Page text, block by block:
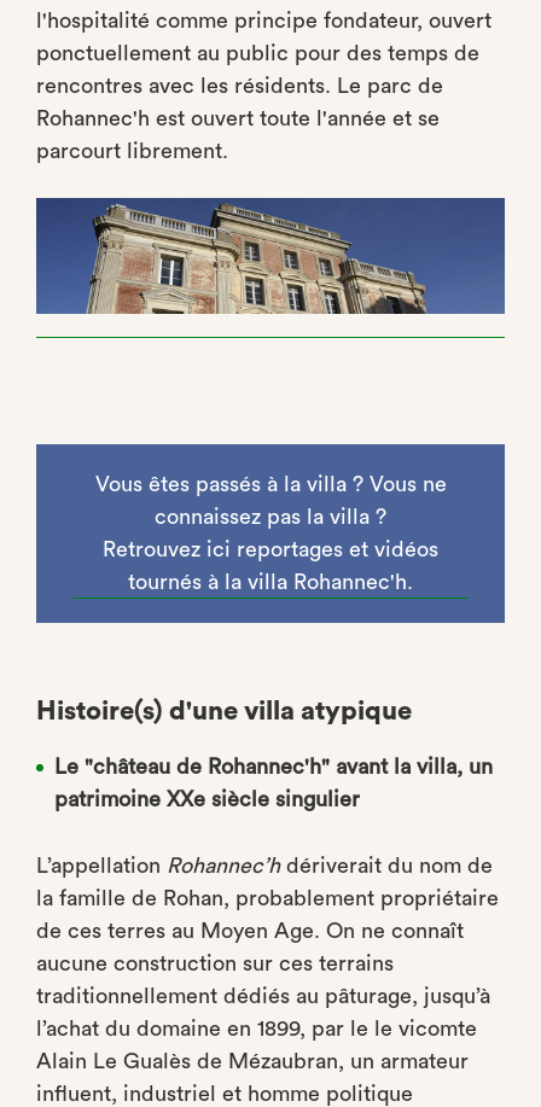
l'hospitalité comme principe fondateur, ouvert
ponctuellement au public pour des temps de
rencontres avec les résidents. Le parc de
Rohannec'h est ouvert toute l'année et se
parcourt librement.
Vous êtes passés à la villa ? Vous ne
connaissez pas la villa ?
Retrouvez ici reportages et vidéos
tournés à la villa Rohannec'h.
Histoire(s) d'une villa atypique
Le "château de Rohannec'h" avant la villa, un
patrimoine XXe siècle singulier
L’appellation Rohannec’hdériverait du nom de
la famille de Rohan, probablement propriétaire
de ces terres au Moyen Age. On ne connaît
aucune construction sur ces terrains
traditionnellement dédiés au pâturage, jusqu’à
l’achat du domaine en 1899, par le
le vicomte
Alain Le Gualès de Mézaubran, un armateur
influent, industriel et homme politique